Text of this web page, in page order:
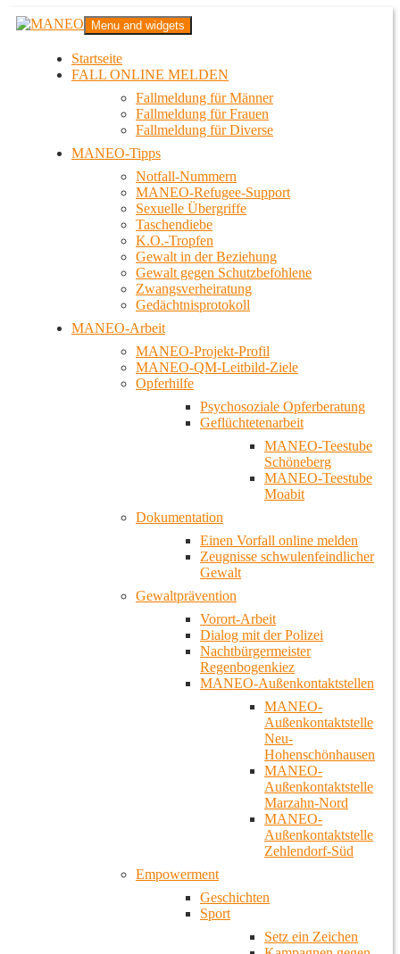
Zum
InhaltMANEO
Das schwule Anti-Gewalt-Projekt in Berlin
Menu and widgets
Startseite
FALL ONLINE MELDEN
Fallmeldung für Männer
Fallmeldung für Frauen
Fallmeldung für Diverse
MANEO-Tipps
Notfall-Nummern
MANEO-Refugee-Support
Sexuelle Übergriffe
Taschendiebe
K.O.-Tropfen
Gewalt in der Beziehung
Gewalt gegen Schutzbefohlene
Zwangsverheiratung
Gedächtnisprotokoll
MANEO-Arbeit
MANEO-Projekt-Profil
MANEO-QM-Leitbild-Ziele
Opferhilfe
Psychosoziale Opferberatung
Geflüchtetenarbeit
MANEO-Teestube
Schöneberg
MANEO-Teestube
Moabit
Dokumentation
Einen Vorfall online melden
Zeugnisse schwulenfeindlicher
Gewalt
Gewaltprävention
Vorort-Arbeit
Dialog mit der Polizei
Nachtbürgermeister
Regenbogenkiez
MANEO-Außenkontaktstellen
MANEO-
Außenkontaktstelle
Neu-
Hohenschönhausen
MANEO-
Außenkontaktstelle
Marzahn-Nord
MANEO-
Außenkontaktstelle
Zehlendorf-Süd
Empowerment
Geschichten
Sport
Setz ein Zeichen